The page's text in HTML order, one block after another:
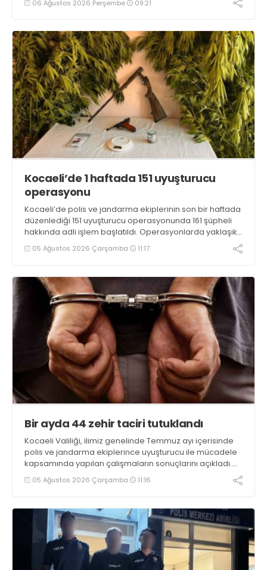
06 Ağustos 2026 Perşembe 09:21
Kocaeli’de 1 haftada 151 uyuşturucu
operasyonu
Kocaeli’de polis ve jandarma ekiplerinin son bir haftada
düzenlediği 151 uyuşturucu operasyonunda 161 şüpheli
hakkında adli işlem başlatıldı. Operasyonlarda yaklaşık
2 kilogram uyuşturucu madde ile 121 kök kenevir bitkisi
ele geçirilirken, 9 şüpheli tutuklandı
05 Ağustos 2026 Çarşamba 11:17
Bir ayda 44 zehir taciri tutuklandı
Kocaeli Valiliği, ilimiz genelinde Temmuz ayı içerisinde
polis ve jandarma ekiplerince uyuşturucu ile mücadele
kapsamında yapılan çalışmaların sonuçlarını açıkladı.
Çalışmalar sonucunda uyuşturucu ve uyarıcı madde
kullanan, ticaretini ve sevkiyatını yapan 44 şahıs
05 Ağustos 2026 Çarşamba 11:16